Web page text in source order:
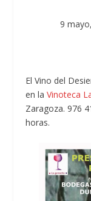
9
El Vino del
en laVinoteca
Zaragoza. 976
horas.